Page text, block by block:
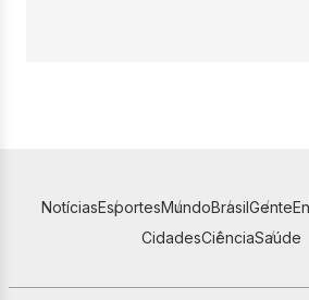
NotíciasEsportesMundoBrasilGente
CidadesCiênciaSaúde